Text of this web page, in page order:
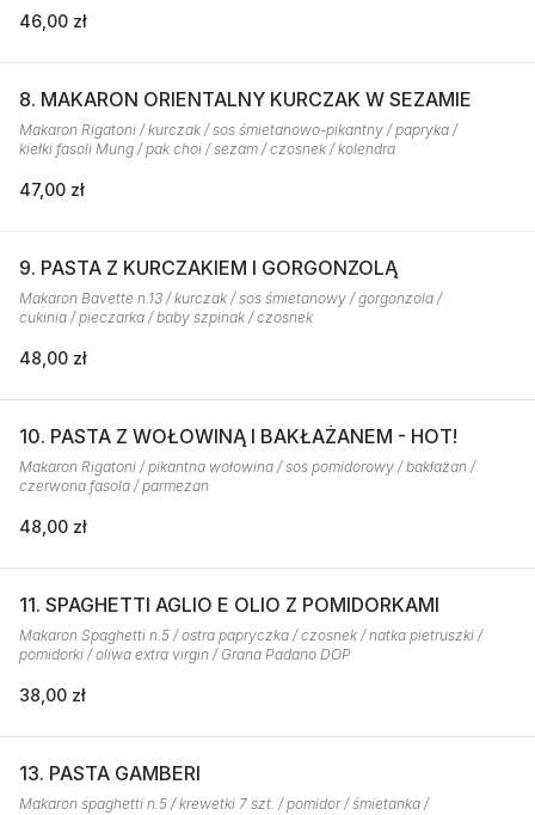
46,00 zł
8. MAKARON ORIENTALNY KURCZAK W SEZAMIE
Makaron Rigatoni / kurczak / sos śmietanowo-pikantny / papryka /
kiełki fasoli Mung / pak choi / sezam / czosnek / kolendra
47,00 zł
9. PASTA Z KURCZAKIEM I GORGONZOLĄ
Makaron Bavette n.13 / kurczak / sos śmietanowy / gorgonzola /
cukinia / pieczarka / baby szpinak / czosnek
48,00 zł
10. PASTA Z WOŁOWINĄ I BAKŁAŻANEM - HOT!
Makaron Rigatoni / pikantna wołowina / sos pomidorowy / bakłażan /
czerwona fasola / parmezan
48,00 zł
11. SPAGHETTI AGLIO E OLIO Z POMIDORKAMI
Makaron Spaghetti n.5 / ostra papryczka / czosnek / natka pietruszki /
pomidorki / oliwa extra virgin / Grana Padano DOP
38,00 zł
13. PASTA GAMBERI
Makaron spaghetti n.5 / krewetki 7 szt. / pomidor / śmietanka /